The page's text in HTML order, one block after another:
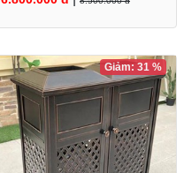
Giảm: 31 %